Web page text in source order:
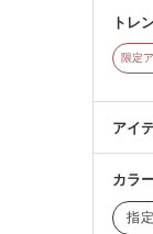
トレ
限定
アイ
カラ
指